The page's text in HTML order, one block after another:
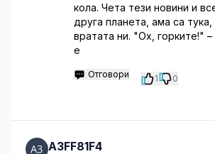
кола. Чета тези новини и
друга планета, ама са
вратата ни. "Ох, горките!" –
е
Отговори 1 0
A3FF81F4